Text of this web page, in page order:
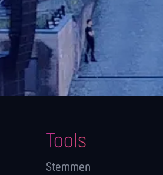
Tools
Stemmen